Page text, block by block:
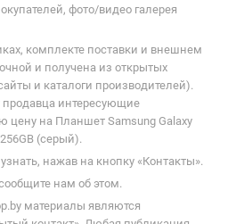
фото/видео галерея
комплекте поставки и внешнем
и получена из открытых
и каталоги производителей).
продавца интересующие
цену на Планшет Samsung Galaxy
(серый).
нажав на кнопку «Контакты».
нам об этом.
материалы являются